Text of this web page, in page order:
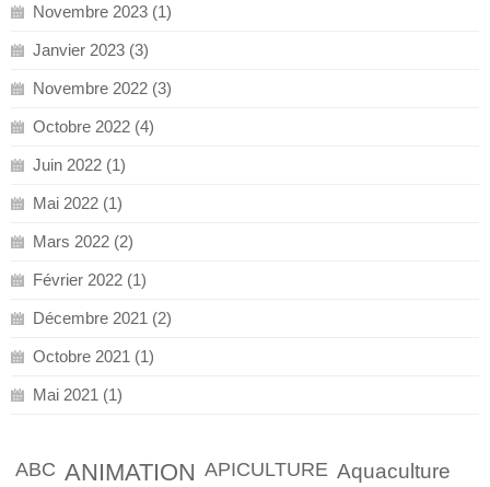
Novembre 2023 (1)
Janvier 2023 (3)
Novembre 2022 (3)
Octobre 2022 (4)
Juin 2022 (1)
Mai 2022 (1)
Mars 2022 (2)
Février 2022 (1)
Décembre 2021 (2)
Octobre 2021 (1)
Mai 2021 (1)
ABC ANIMATION APICULTURE Aquaculture